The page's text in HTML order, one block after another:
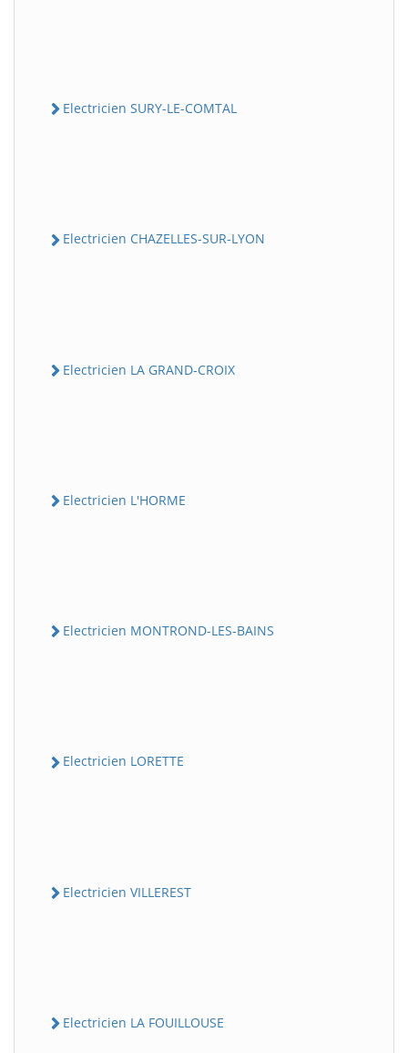
Electricien SURY-LE-COMTAL
Electricien CHAZELLES-SUR-LYON
Electricien LA GRAND-CROIX
Electricien L'HORME
Electricien MONTROND-LES-BAINS
Electricien LORETTE
Electricien VILLEREST
Electricien LA FOUILLOUSE